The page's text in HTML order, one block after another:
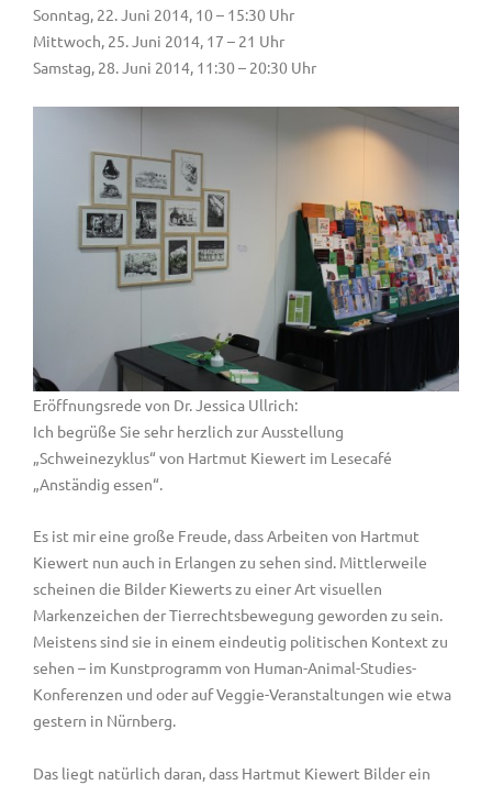
Sonntag, 22. Juni 2014, 10 – 15:30 Uhr
Mittwoch, 25. Juni 2014, 17 – 21 Uhr
Samstag, 28. Juni 2014, 11:30 – 20:30 Uhr
Eröffnungsrede von Dr. Jessica Ullrich:
Ich begrüße Sie sehr herzlich zur Ausstellung
„Schweinezyklus“ von Hartmut Kiewert im Lesecafé
„Anständig essen“.
Es ist mir eine große Freude, dass Arbeiten von Hartmut
Kiewert nun auch in Erlangen zu sehen sind. Mittlerweile
scheinen die Bilder Kiewerts zu einer Art visuellen
Markenzeichen der Tierrechtsbewegung geworden zu sein.
Meistens sind sie in einem eindeutig politischen Kontext zu
sehen – im Kunstprogramm von Human-Animal-Studies-
Konferenzen und oder auf Veggie-Veranstaltungen wie etwa
gestern in Nürnberg.
Das liegt natürlich daran, dass Hartmut Kiewert Bilder ein